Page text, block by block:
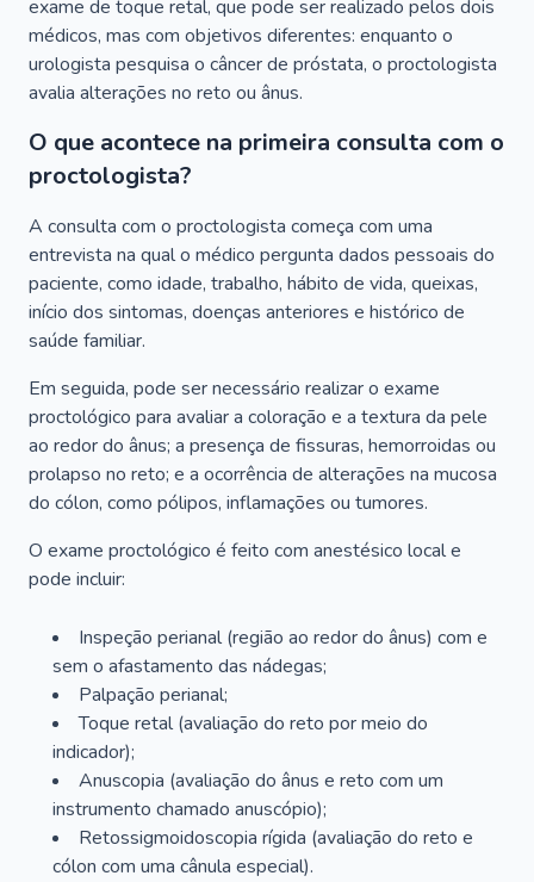
exame de toque retal, que pode ser realizado pelos dois
médicos, mas com objetivos diferentes: enquanto o
urologista pesquisa o câncer de próstata, o proctologista
avalia alterações no reto ou ânus.
O que acontece na primeira consulta com o
proctologista?
A consulta com o proctologista começa com uma
entrevista na qual o médico pergunta dados pessoais do
paciente, como idade, trabalho, hábito de vida, queixas,
início dos sintomas, doenças anteriores e histórico de
saúde familiar.
Em seguida, pode ser necessário realizar o exame
proctológico para avaliar a coloração e a textura da pele
ao redor do ânus; a presença de fissuras, hemorroidas ou
prolapso no reto; e a ocorrência de alterações na mucosa
do cólon, como pólipos, inflamações ou tumores.
O exame proctológico é feito com anestésico local e
pode incluir:
Inspeção perianal (região ao redor do ânus) com e
sem o afastamento das nádegas;
Palpação perianal;
Toque retal (avaliação do reto por meio do
indicador);
Anuscopia (avaliação do ânus e reto com um
instrumento chamado anuscópio);
Retossigmoidoscopia rígida (avaliação do reto e
cólon com uma cânula especial).